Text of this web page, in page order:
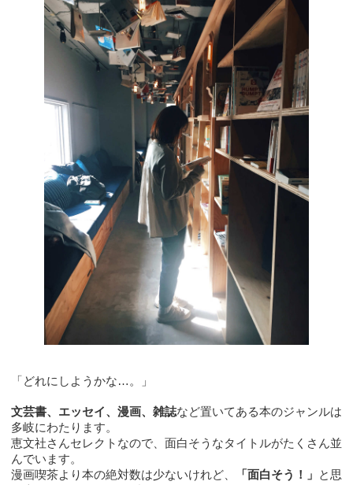
「どれにしようかな…。」
文芸書、エッセイ、漫画、雑誌など置いてある本のジャンルは
多岐にわたります。
恵文社さんセレクトなので、面白そうなタイトルがたくさん並
んでいます。
漫画喫茶より本の絶対数は少ないけれど、
「面白そう！」
と思